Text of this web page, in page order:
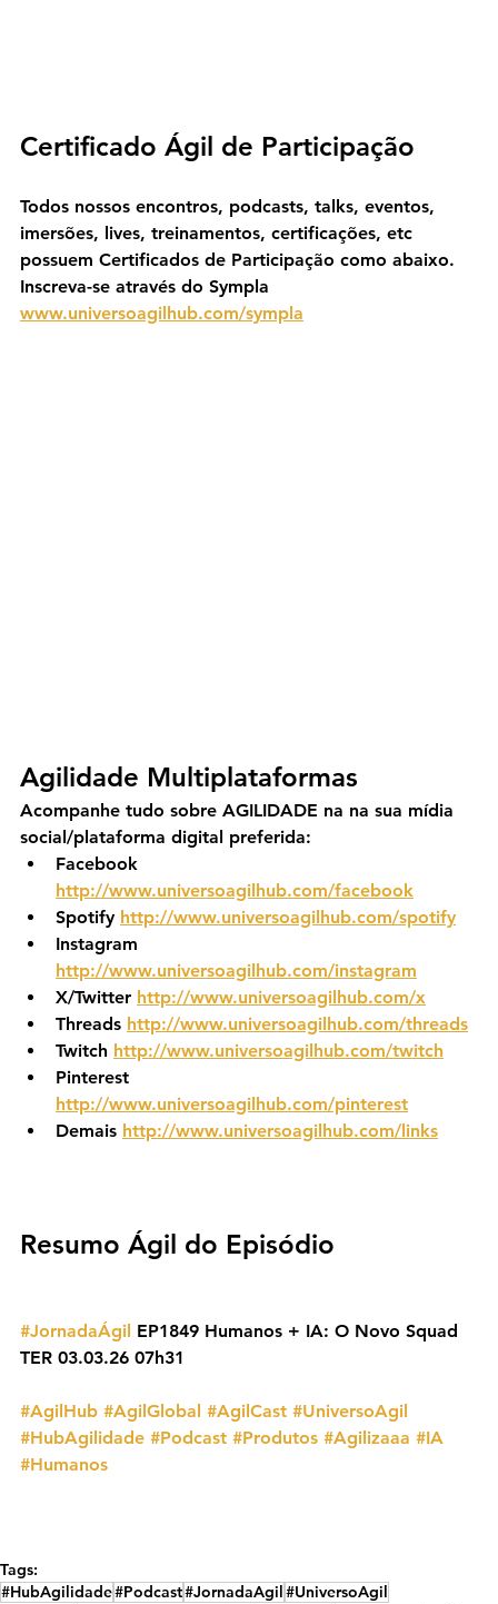
Certificado Ágil de Participação
Todos nossos encontros, podcasts, talks, eventos,
imersões, lives, treinamentos, certificações, etc
possuem Certificados de Participação como abaixo.
Inscreva-se através do Sympla
www.universoagilhub.com/sympla
Agilidade Multiplataformas
Acompanhe tudo sobre AGILIDADE na na sua mídia
social/plataforma digital preferida:
Facebook
http://www.universoagilhub.com/facebook
Spotify http://www.universoagilhub.com/spotify
Instagram
http://www.universoagilhub.com/instagram
X/Twitter http://www.universoagilhub.com/x
Threads http://www.universoagilhub.com/threads
Twitch http://www.universoagilhub.com/twitch
Pinterest
http://www.universoagilhub.com/pinterest
Demais http://www.universoagilhub.com/links
Resumo Ágil do Episódio
#JornadaÁgil EP1849 Humanos + IA: O Novo Squad
TER 03.03.26 07h31
#AgilHub #AgilGlobal #AgilCast #UniversoAgil
#HubAgilidade #Podcast #Produtos #Agilizaaa #IA
#Humanos
Tags:
#HubAgilidade#Podcast#JornadaAgil#UniversoAgil